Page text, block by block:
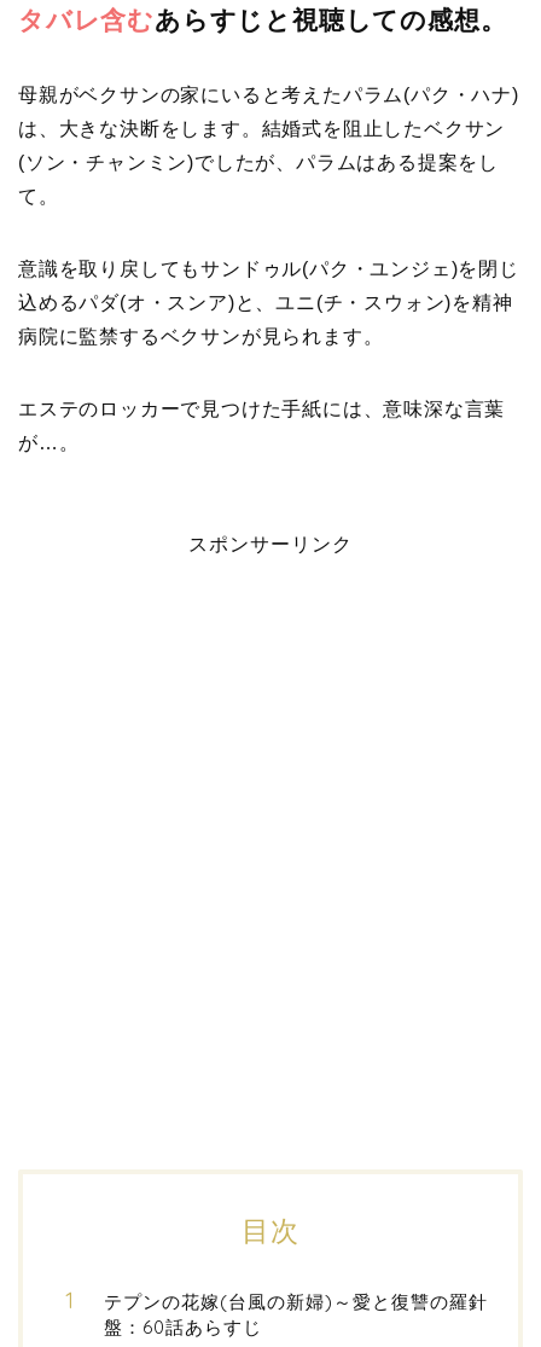
タバレ含むあらすじと視聴しての感想。
母親がベクサンの家にいると考えたパラム(パク・ハナ)
は、大きな決断をします。結婚式を阻止したベクサン
(ソン・チャンミン)でしたが、パラムはある提案をし
て。
意識を取り戻してもサンドゥル(パク・ユンジェ)を閉じ
込めるパダ(オ・スンア)と、ユニ(チ・スウォン)を精神
病院に監禁するベクサンが見られます。
エステのロッカーで見つけた手紙には、意味深な言葉
が…。
スポンサーリンク
目次
テプンの花嫁(台風の新婦)～愛と復讐の羅針
盤：60話あらすじ